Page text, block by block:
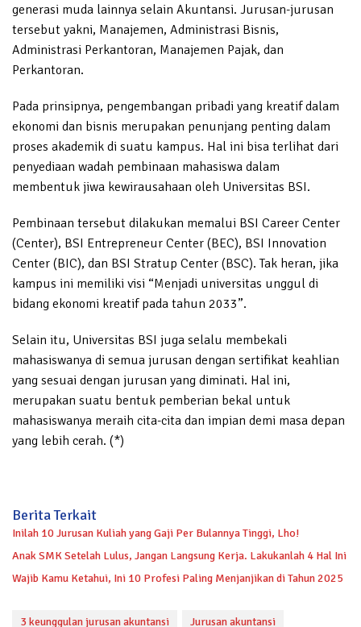
generasi muda lainnya selain Akuntansi. Jurusan-jurusan
tersebut yakni, Manajemen, Administrasi Bisnis,
Administrasi Perkantoran, Manajemen Pajak, dan
Perkantoran.
Pada prinsipnya, pengembangan pribadi yang kreatif dalam
ekonomi dan bisnis merupakan penunjang penting dalam
proses akademik di suatu kampus. Hal ini bisa terlihat dari
penyediaan wadah pembinaan mahasiswa dalam
membentuk jiwa kewirausahaan oleh Universitas BSI.
Pembinaan tersebut dilakukan memalui BSI Career Center
(Center), BSI Entrepreneur Center (BEC), BSI Innovation
Center (BIC), dan BSI Stratup Center (BSC). Tak heran, jika
kampus ini memiliki visi “Menjadi universitas unggul di
bidang ekonomi kreatif pada tahun 2033”.
Selain itu, Universitas BSI juga selalu membekali
mahasiswanya di semua jurusan dengan sertifikat keahlian
yang sesuai dengan jurusan yang diminati. Hal ini,
merupakan suatu bentuk pemberian bekal untuk
mahasiswanya meraih cita-cita dan impian demi masa depan
yang lebih cerah. (*)
Berita Terkait
Inilah 10 Jurusan Kuliah yang Gaji Per Bulannya Tinggi, Lho!
Anak SMK Setelah Lulus, Jangan Langsung Kerja. Lakukanlah 4 Hal Ini
Wajib Kamu Ketahui, Ini 10 Profesi Paling Menjanjikan di Tahun 2025
3 keunggulan jurusan akuntansi Jurusan akuntansi